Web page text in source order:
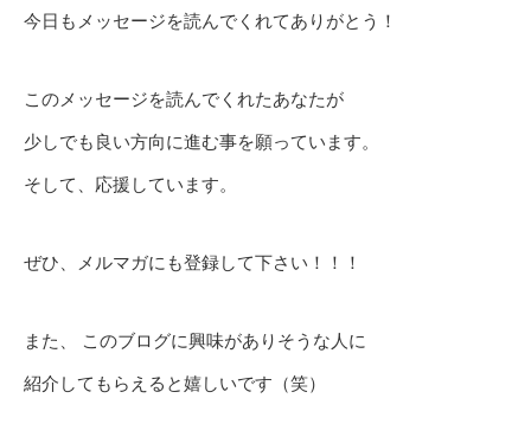
今日もメッセージを読んでくれてありがとう！
このメッセージを読んでくれたあなたが
少しでも良い方向に進む事を願っています。
そして、応援しています。
ぜひ、メルマガにも登録して下さい！！！
また、 このブログに興味がありそうな人に
紹介してもらえると嬉しいです（笑）